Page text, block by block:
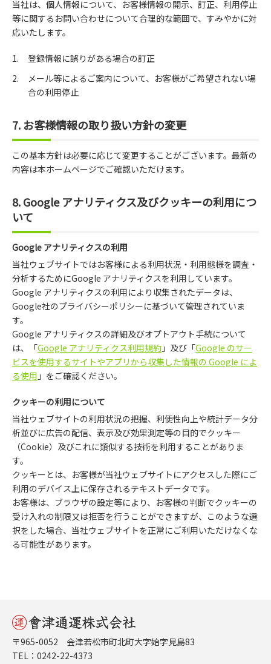
当社は、個人情報について、お客様情報の開示、訂正、利用停止
等に関するお問い合わせについて合理的な範囲で、すみやかに対
応いたします。
登録情報に誤りがある場合の訂正
メール等によるご案内について、お客様がご希望されない場
合の利用停止
7. お客様情報の取り扱い方針の変更
この基本方針は必要に応じて変更することがございます。最新の
内容は本ホームページでご確認いただけます。
8. Google アナリティクス及びクッキーの利用につ
いて
Google アナリティクスの利用
当社ウェブサイトではお客様による利用状況・利用態様を調査・
分析するためにGoogle アナリティクスを利用しています。
Google アナリティクスの利用により収集されたデータは、
Google社のプライバシーポリシーに基づいて管理されていま
す。
Google アナリティクスの詳細及びオプトアウト手続について
は、「Google アナリティクス利用規約 」及び「Google のサー
ビスを使用するサイトやアプリから収集した情報の Google によ
る使用 」をご確認ください。
クッキーの利用について
当社ウェブサイトの利用状況の把握、利便性向上や統計データ分
析並びに広告の配信、表示及び効果測定等の目的でクッキー
（Cookie）及びこれに類似する技術を利用することがありま
す。
クッキーとは、お客様が当社ウェブサイトにアクセスした際にご
利用のデバイス上に保存されるテキストデータです。
お客様は、ブラウザの設定等により、お客様の判断でクッキーの
受け入れの制限又は拒否を行うことができますが、このような選
択をした場合、当社ウェブサイトを正常にご利用いただけなくな
る可能性があります。
〒965-0052 会津若松市町北町大字始字見島83
TEL：0242-22-4373